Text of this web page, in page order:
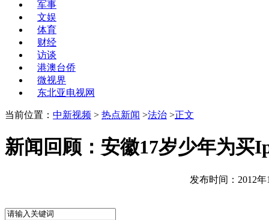
军事
文娱
体育
财经
访谈
港澳台侨
微视界
东北亚电视网
当前位置： 中新视频 > 热点新闻 >法治 >正文
新闻回顾：安徽17岁少年为买
发布时间：2012年